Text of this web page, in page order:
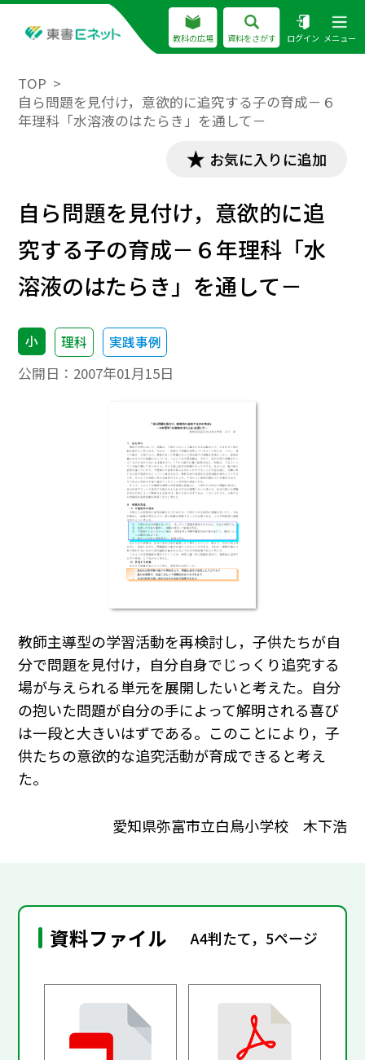
教科の広場 資料をさがす ログイン メニュー
TOP
自ら問題を見付け，意欲的に追究する子の育成－６
年理科「水溶液のはたらき」を通して－
お気に入りに追加
自ら問題を見付け，意欲的に追
究する子の育成－６年理科「水
溶液のはたらき」を通して－
小 理科 実践事例
公開日： 2007年01月15日
教師主導型の学習活動を再検討し，子供たちが自
分で問題を見付け，自分自身でじっくり追究する
場が与えられる単元を展開したいと考えた。自分
の抱いた問題が自分の手によって解明される喜び
は一段と大きいはずである。このことにより，子
供たちの意欲的な追究活動が育成できると考え
た。
愛知県弥富市立白鳥小学校 木下浩
資料ファイル A4判たて，5ページ